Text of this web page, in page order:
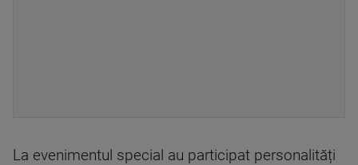
La evenimentul special au participat personalități